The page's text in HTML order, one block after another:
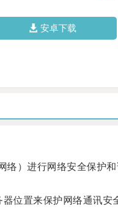
安卓下载
进行网络安全保护和
置来保护网络通讯安